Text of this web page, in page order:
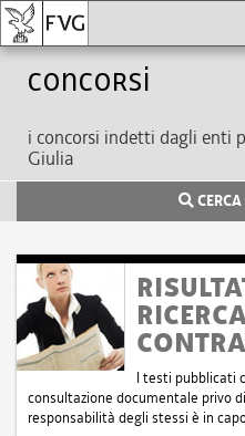
Concorsi
i concorsi indetti dagli enti
Giulia
I testi pubblicati
consultazione documentale privo
responsabilità degli stessi è in